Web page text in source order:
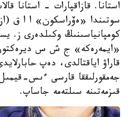
سوتىندا «ەۆراسكون» ا ا ق
كومپانياسىنىڭ وكىلدەرى ز.
«ايمەرەكە» ج ش س
قاراۋ اياقتالدى، دەپ
جەمقورلىققا قارسى ءىس-
قىزمەتىنە سىلتەمە جاساپ.